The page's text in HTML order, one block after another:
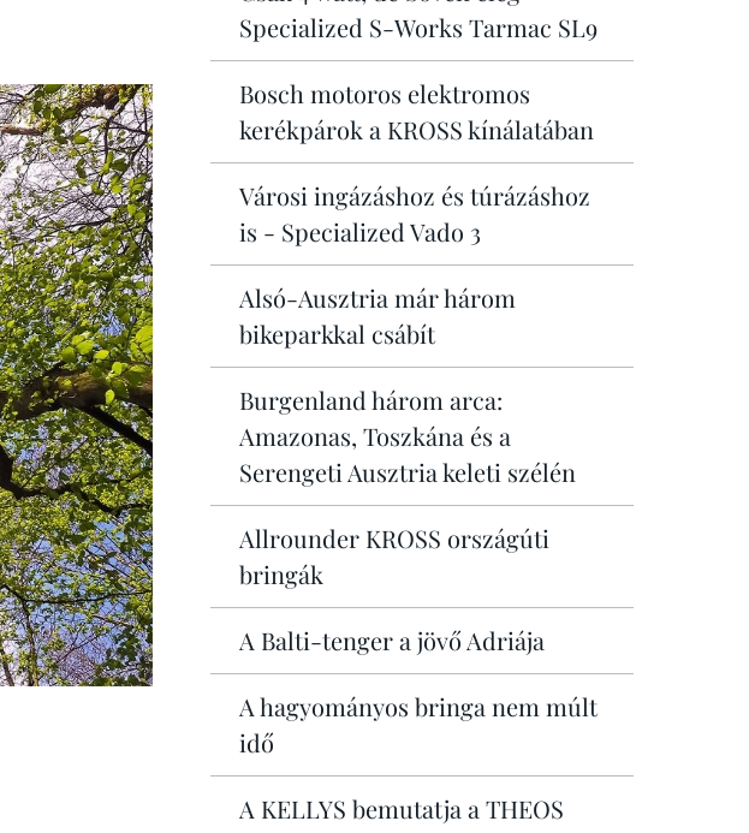
Specialized S-Works Tarmac SL9
Bosch motoros elektromos
kerékpárok a KROSS kínálatában
Városi ingázáshoz és túrázáshoz
is - Specialized Vado 3
Alsó-Ausztria már három
bikeparkkal csábít
Burgenland három arca:
Amazonas, Toszkána és a
Serengeti Ausztria keleti szélén
Allrounder KROSS országúti
bringák
A Balti-tenger a jövő Adriája
A hagyományos bringa nem múlt
idő
A KELLYS bemutatja a THEOS